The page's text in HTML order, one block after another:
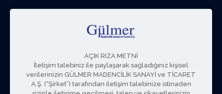
AÇIK RIZA METNİ
İletişim talebiniz ile paylaşarak sağladığınız kişisel
verilerinizin GÜLMER MADENCİLİK SANAYİ ve TİCARET
A.Ş. (“Şirket”) tarafından iletişim talebinize istinaden